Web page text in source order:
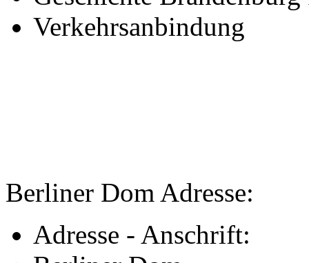
Verkehrsanbindung
Berliner Dom Adresse:
Adresse - Anschrift: